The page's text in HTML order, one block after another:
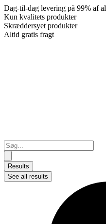
Dag-til-dag levering på 99% af
Kun kvalitets produkter
Skræddersyet produkter
Altid gratis fragt
Search
...
Results
See all results